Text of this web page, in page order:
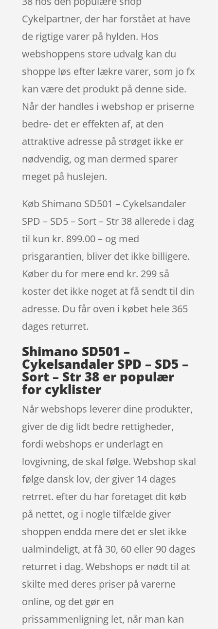
Cykelpartner, der har forstået at have
de rigtige varer på hylden. Hos
webshoppens store udvalg kan du
shoppe løs efter lækre varer, som jo fx
kan være det produkt på denne side.
Når der handles i webshop er priserne
bedre- det er effekten af, at den
attraktive adresse på strøget ikke er
nødvendig, og man dermed sparer
meget på huslejen.
Køb Shimano SD501 – Cykelsandaler
SPD – SD5 – Sort – Str 38 allerede i dag
til kun kr. 899.00 – og med
prisgarantien, bliver det ikke billigere.
Køber du for mere end kr. 299 så
koster det ikke noget at få sendt til din
adresse. Du får oven i købet hele 365
dages returret.
Shimano SD501 –
Cykelsandaler SPD – SD5 –
Sort – Str 38 er populær
for cyklister
Når webshops leverer dine produkter,
giver de dig lidt bedre rettigheder,
fordi webshops er underlagt en
lovgivning, de skal følge. Webshop skal
følge dansk lov, der giver 14 dages
retrret. efter du har foretaget dit køb
på nettet, og i nogle tilfælde giver
shoppen endda mere det er slet ikke
ualmindeligt, at få 30, 60 eller 90 dages
returret i dag. Webshops er nødt til at
skilte med deres priser på varerne
online, og det gør en
prissammenligning let, når man kan